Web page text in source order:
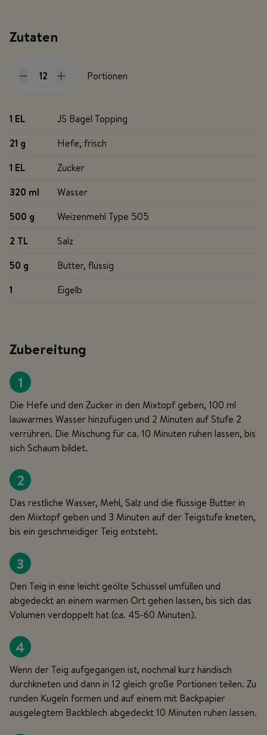
Zutaten
Portionen
1 EL
JS Bagel Topping
21 g
Hefe, frisch
1 EL
Zucker
320 ml
Wasser
500 g
Weizenmehl Type 505
2 TL
Salz
50 g
Butter, flüssig
1
Eigelb
Zubereitung
1
Die Hefe und den Zucker in den Mixtopf geben, 100 ml
lauwarmes Wasser hinzufügen und 2 Minuten auf Stufe 2
verrühren. Die Mischung für ca. 10 Minuten ruhen lassen, bis
sich Schaum bildet.
2
Das restliche Wasser, Mehl, Salz und die flüssige Butter in
den Mixtopf geben und 3 Minuten auf der Teigstufe kneten,
bis ein geschmeidiger Teig entsteht.
3
Den Teig in eine leicht geölte Schüssel umfüllen und
abgedeckt an einem warmen Ort gehen lassen, bis sich das
Volumen verdoppelt hat (ca. 45-60 Minuten).
4
Wenn der Teig aufgegangen ist, nochmal kurz händisch
durchkneten und dann in 12 gleich große Portionen teilen. Zu
runden Kugeln formen und auf einem mit Backpapier
ausgelegtem Backblech abgedeckt 10 Minuten ruhen lassen.